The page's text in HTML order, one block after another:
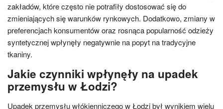
zakładów, które często nie potrafiły dostosować się do
zmieniających się warunków rynkowych. Dodatkowo, zmiany w
preferencjach konsumentów oraz rosnąca popularność odzieży
syntetycznej wpłynęły negatywnie na popyt na tradycyjne
tkaniny.
Jakie czynniki wpłynęły na upadek
przemysłu w Łodzi?
Upadek przemysłu włókienniczego w Łodzi był wynikiem wielu